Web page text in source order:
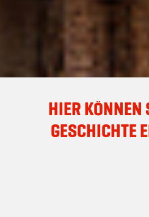
HIER KÖNNEN
GESCHICHTE